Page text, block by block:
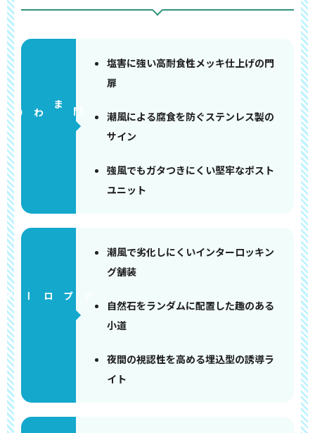
門まわり
塩害に強い高耐食性メッキ仕上げの門
扉
潮風による腐食を防ぐステンレス製の
サイン
強風でもガタつきにくい堅牢なポスト
ユニット
アプローチ
潮風で劣化しにくいインターロッキン
グ舗装
自然石をランダムに配置した趣のある
小道
夜間の視認性を高める埋込型の誘導ラ
イト